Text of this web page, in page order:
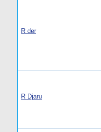
R der
R Djaru